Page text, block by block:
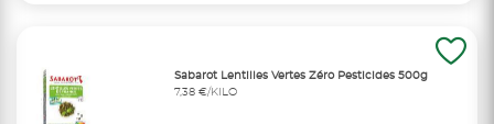
Sabarot Lentilles Vertes Zéro Pesticides 500g
7,38 €/KILO